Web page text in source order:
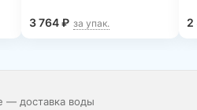
3 764₽ за упак. 2
— доставка воды